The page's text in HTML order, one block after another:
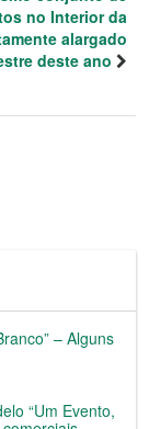
no Interior da
alargado
deste ano
– Alguns
“Um Evento,